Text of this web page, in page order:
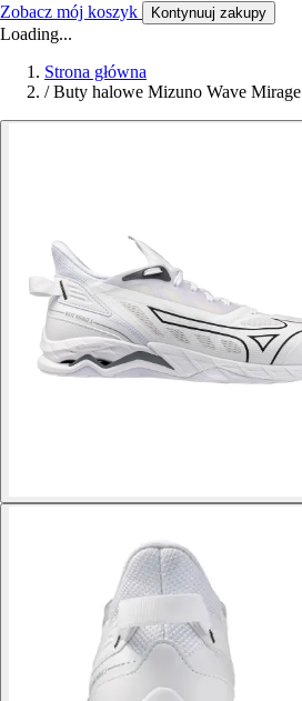
Zobacz mój koszyk Kontynuuj zakupy
Loading...
Strona główna
/ Buty halowe Mizuno Wave Mirage